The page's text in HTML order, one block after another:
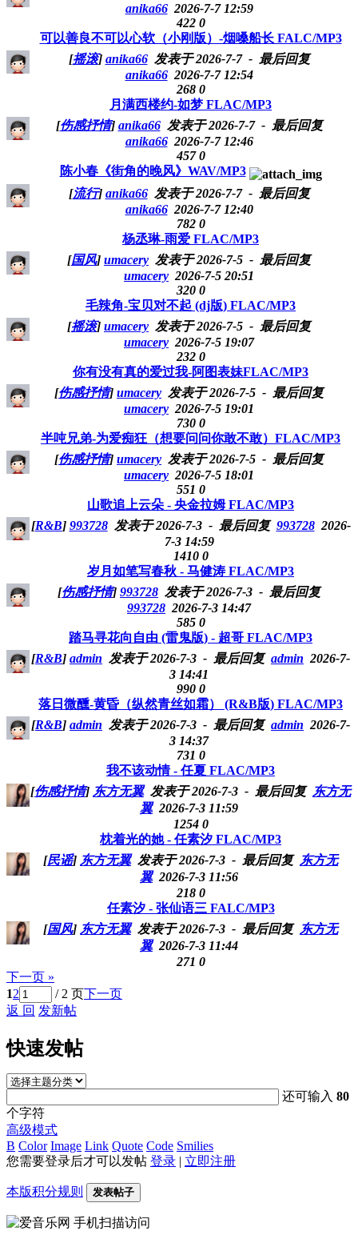
anika662026-7-7 12:59
422 0
可以善良不可以心软（小刚版）-烟嗓船长 FALC/MP3
[摇滚] anika66发表于 2026-7-7- 最后回复
anika662026-7-7 12:54
268 0
月满西楼约-如梦 FLAC/MP3
[伤感抒情] anika66发表于 2026-7-7- 最后回复
anika662026-7-7 12:46
4570
陈小春《街角的晚风》WAV/MP3
[流行] anika66发表于 2026-7-7- 最后回复
anika662026-7-7 12:40
782 0
杨丞琳-雨爱 FLAC/MP3
[国风] umacery 发表于 2026-7-5 - 最后回复
umacery 2026-7-5 20:51
320 0
毛辣角-宝贝对不起 (dj版) FLAC/MP3
[摇滚] umacery 发表于 2026-7-5 - 最后回复
umacery 2026-7-5 19:07
232 0
你有没有真的爱过我-阿图表妹FLAC/MP3
[伤感抒情] umacery 发表于 2026-7-5 - 最后回复
umacery 2026-7-5 19:01
730 0
半吨兄弟-为爱痴狂（想要问问你敢不敢）FLAC/MP3
[伤感抒情] umacery 发表于 2026-7-5 - 最后回复
umacery 2026-7-5 18:01
551 0
山歌追上云朵 - 央金拉姆 FLAC/MP3
[R&B] 993728发表于 2026-7-3- 最后回复 9937282026-
7-3 14:59
1410 0
岁月如笔写春秋 - 马健涛 FLAC/MP3
[伤感抒情] 993728 发表于 2026-7-3 - 最后回复
993728 2026-7-3 14:47
585 0
踏马寻花向自由 (雷鬼版) - 超哥 FLAC/MP3
[R&B] admin 发表于 2026-7-3 - 最后回复 admin 2026-7-
3 14:41
990 0
落日微醺-黄昏（纵然青丝如霜） (R&B版) FLAC/MP3
[R&B] admin 发表于 2026-7-3 - 最后回复 admin 2026-7-
3 14:37
731 0
我不该动情 - 任夏 FLAC/MP3
[伤感抒情] 东方无翼发表于 2026-7-3 - 最后回复 东方无
翼2026-7-3 11:59
1254 0
枕着光的她 - 任素汐 FLAC/MP3
[民谣] 东方无翼发表于 2026-7-3 - 最后回复 东方无
翼2026-7-3 11:56
218 0
任素汐 - 张仙语三 FALC/MP3
[国风] 东方无翼发表于 2026-7-3 - 最后回复 东方无
翼2026-7-3 11:44
271 0
下一页 »
12 / 2 页下一页
返 回 发新帖
快速发帖
还可输入80
个字符
高级模式
B Color Image Link Quote Code Smilies
您需要登录后才可以发帖 登录 | 立即注册
本版积分规则 发表帖子
手机扫描访问